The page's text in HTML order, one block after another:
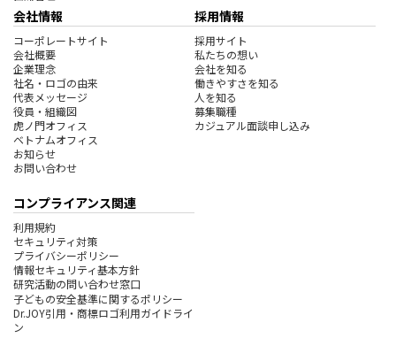
会社情報
コーポレートサイト
会社概要
企業理念
社名・ロゴの由来
代表メッセージ
役員・組織図
虎ノ門オフィス
ベトナムオフィス
お知らせ
お問い合わせ
採用情報
採用サイト
私たちの想い
会社を知る
働きやすさを知る
人を知る
募集職種
カジュアル面談申し込み
コンプライアンス関連
利用規約
セキュリティ対策
プライバシーポリシー
情報セキュリティ基本方針
研究活動の問い合わせ窓口
子どもの安全基準に関するポリシー
Dr.JOY引用・商標ロゴ利用ガイドライ
ン